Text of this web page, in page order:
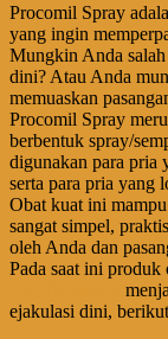
Procomil Spray
yang ingin
Mungkin Anda salah
dini? Atau Anda
memuaskan
Procomil Spray
berbentuk spray/
digunakan para pria
serta para pria yang
Obat kuat ini
sangat simpel,
oleh Anda dan
Pada saat ini produk
ejakulasi dini,